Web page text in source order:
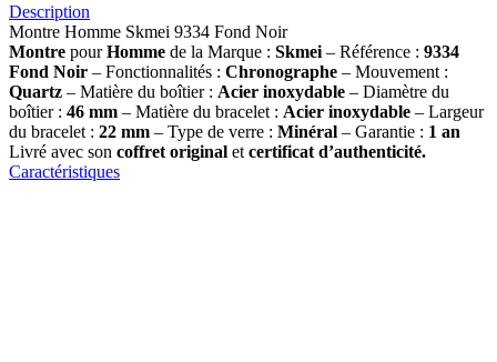
Description
Montre Homme Skmei 9334 Fond Noir
Montre pourHomme de la Marque : Skmei – Référence : 9334
Fond Noir – Fonctionnalités : Chronographe – Mouvement :
Quartz – Matière du boîtier : Acier inoxydable – Diamètre du
boîtier : 46 mm – Matière du bracelet : Acier inoxydable – Largeur
du bracelet : 22 mm – Type de verre : Minéral – Garantie : 1 an
Livré avec son coffret original et certificat d’authenticité.
Caractéristiques